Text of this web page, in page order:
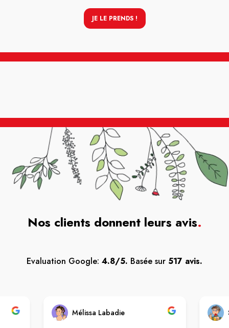
JE LE PRENDS !
Nos clients donnent leurs avis.
Evaluation Google: 4.8/5. Basée sur 517 avis.
Mélissa Labadie